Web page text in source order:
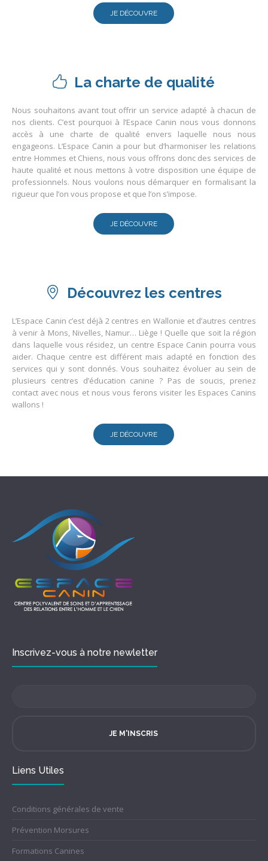
JE DÉCOUVRE
La charte de qualité
Nous souhaitons avant tout offrir un service adapté à chacun de
nos clients. C’est pourquoi à l’Espace Canin nous vous donnons
accès à une charte de qualité envers laquelle nous nous
engageons. L’Espace Canin a pour but d’harmoniser les relations
entre Hommes et Chiens, nous vous offrons donc des services de
haute qualité et nous mettons à votre disposition une équipe de
professionnels. Nous voulons nous démarquer en formalisant la
rigueur que l’on vous propose et que l’on s’impose.
JE DÉCOUVRE
Découvrez les centres
L’Espace Canin c’est déjà 2 centres en Wallonie et d’autres centres
à venir à Mons, Nivelles, Namur… Liège ! Quelle que soit la région
dans laquelle vous résidez, un centre Espace Canin pourra vous
aider. Chaque centre est différent mais adapté en fonction des
services qui y sont donnés. Vous souhaitez évoluer au sein de
plusieurs centres d’éducation canine ? Pas de soucis, prenez
contact avec nous et nous vous ferons visiter les Espaces Canins
wallons !
JE DÉCOUVRE
Inscrivez-vous à notre newletter
JE M'INSCRIS
Liens Utiles
Conditions générales de vente
Prévention Morsures
Formations Canines